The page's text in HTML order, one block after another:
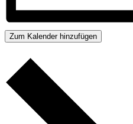
Zum Kalender hinzufügen